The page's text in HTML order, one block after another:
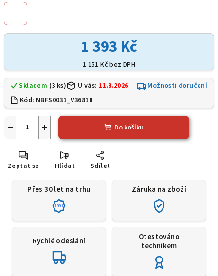
1 393 Kč
1 151 Kč bez DPH
Skladem (3 ks) U vás: 11.8.2026
Možnosti doručení
Kód: NBFS0031_V36818
+
− Do košíku
Zeptat se Hlídat Sdílet
Přes 30 let na trhu
1991
Záruka na zboží
Rychlé odeslání
Otestováno
technikem